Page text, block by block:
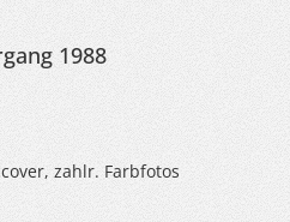
1988
zahlr. Farbfotos